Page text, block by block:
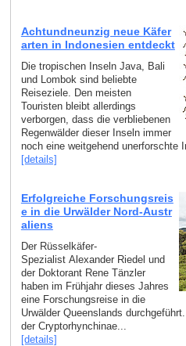
Achtundneunzig neue Käfer
arten in Indonesien entdeckt
Die tropischen Inseln Java, Bali
und Lombok sind beliebte
Reiseziele. Den meisten
Touristen bleibt allerdings
verborgen, dass die verbliebenen
Regenwälder dieser Inseln immer
noch eine weitgehend unerforschte
[details]
Erfolgreiche Forschungsreis
e in die Urwälder Nord-Austr
aliens
Der Rüsselkäfer-
Spezialist Alexander Riedel und
der Doktorant Rene Tänzler
haben im Frühjahr dieses Jahres
eine Forschungsreise in die
Urwälder Queenslands
der Cryptorhynchinae...
[details]